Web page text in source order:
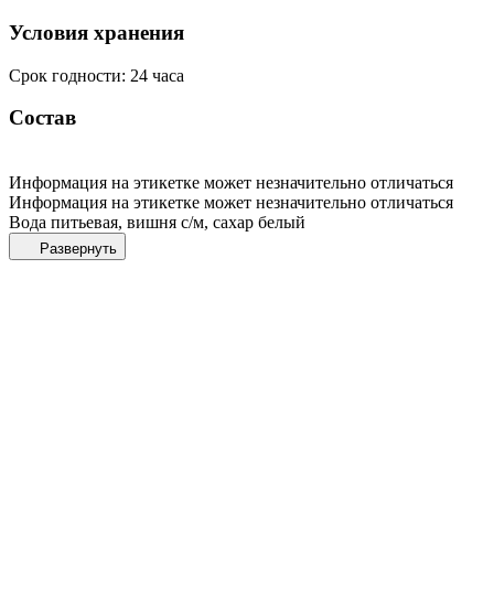
Условия хранения
Срок годности: 24 часа
Состав
Информация на этикетке может незначительно отличаться
Информация на этикетке может незначительно отличаться
Вода питьевая, вишня с/м, сахар белый
Развернуть